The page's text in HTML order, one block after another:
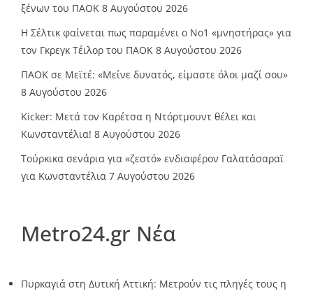
ξένων του ΠΑΟΚ 8 Αυγούστου 2026
Η Σέλτικ φαίνεται πως παραμένει ο Νο1 «μνηστήρας» για
τον Γκρεγκ Τέιλορ του ΠΑΟΚ 8 Αυγούστου 2026
ΠΑΟΚ σε Μεϊτέ: «Μείνε δυνατός, είμαστε όλοι μαζί σου»
8 Αυγούστου 2026
Kicker: Μετά τον Καρέτσα η Ντόρτμουντ θέλει και
Κωνσταντέλια! 8 Αυγούστου 2026
Τούρκικα σενάρια για «ζεστό» ενδιαφέρον Γαλατάσαραϊ
για Κωνσταντέλια 7 Αυγούστου 2026
Metro24.gr Νέα
Πυρκαγιά στη Δυτική Αττική: Μετρούν τις πληγές τους η